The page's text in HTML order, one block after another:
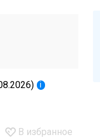
i
В избранное